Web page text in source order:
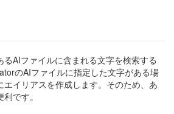
AIファイルに含まれる文字を検索する
のAIファイルに指定した文字がある場
イリアスを作成します。そのため、あ
です。